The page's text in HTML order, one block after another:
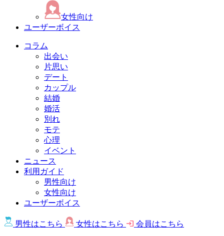
女性向け
ユーザーボイス
コラム
出会い
片思い
デート
カップル
結婚
婚活
別れ
モテ
心理
イベント
ニュース
利用ガイド
男性向け
女性向け
ユーザーボイス
男性はこちら 女性はこちら 会員はこちら